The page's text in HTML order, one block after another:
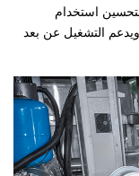
استخدام
التشغيل عن بعد